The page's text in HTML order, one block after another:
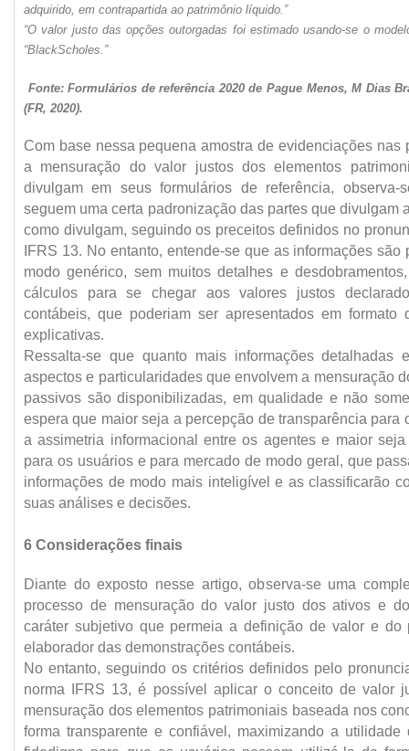
adquirido, em contrapartida ao patrimônio líquido.”
“O valor justo das opções outorgadas foi estimado usando-se o
“BlackScholes.”
Fonte: Formulários de referência 2020 de Pague Menos, M Dias
(FR, 2020).
Com base nessa pequena amostra de evidenciações nas
a mensuração do valor justos dos elementos
divulgam em seus formulários de referência, observa-
seguem uma certa padronização das partes que divulgam
como divulgam, seguindo os preceitos definidos no
IFRS 13. No entanto, entende-se que as informações são
modo genérico, sem muitos detalhes e
cálculos para se chegar aos valores justos
contábeis, que poderiam ser apresentados em formato
explicativas.
Ressalta-se que quanto mais informações detalhadas
aspectos e particularidades que envolvem a mensuração
passivos são disponibilizadas, em qualidade e não
espera que maior seja a percepção de transparência para
a assimetria informacional entre os agentes e maior
para os usuários e para mercado de modo geral, que
informações de modo mais inteligível e as classificarão
suas análises e decisões.
6 Considerações finais
Diante do exposto nesse artigo, observa-se uma
processo de mensuração do valor justo dos ativos e
caráter subjetivo que permeia a definição de valor e do
elaborador das demonstrações contábeis.
No entanto, seguindo os critérios definidos pelo
norma IFRS 13, é possível aplicar o conceito de valor
mensuração dos elementos patrimoniais baseada nos
forma transparente e confiável, maximizando a utilidade